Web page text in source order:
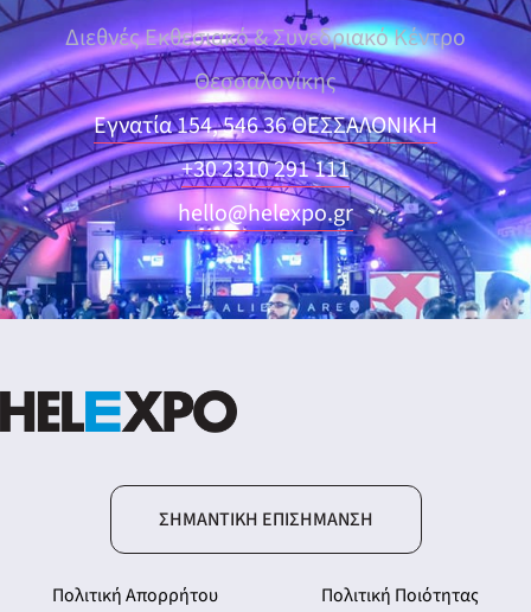
Διεθνές Εκθεσιακό & Συνεδριακό Κέντρο
Θεσσαλονίκης
Εγνατία 154, 546 36 ΘΕΣΣΑΛΟΝΙΚΗ
+30 2310 291 111
hello@helexpo.gr
ΣΗΜΑΝΤΙΚΉ ΕΠΙΣΉΜΑΝΣΗ
Πολιτική Απορρήτου Πολιτική Ποιότητας